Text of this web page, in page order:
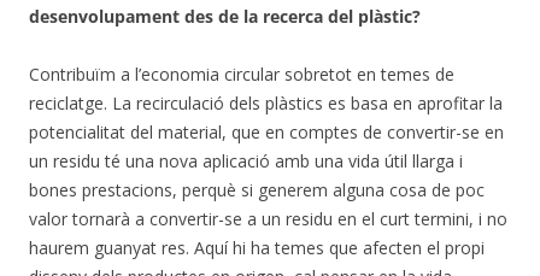
desenvolupament des de la recerca del plàstic?
Contribuïm a l’economia circular sobretot en temes de
reciclatge. La recirculació dels plàstics es basa en aprofitar la
potencialitat del material, que en comptes de convertir-se en
un residu té una nova aplicació amb una vida útil llarga i
bones prestacions, perquè si generem alguna cosa de poc
valor tornarà a convertir-se a un residu en el curt termini, i no
haurem guanyat res. Aquí hi ha temes que afecten el propi